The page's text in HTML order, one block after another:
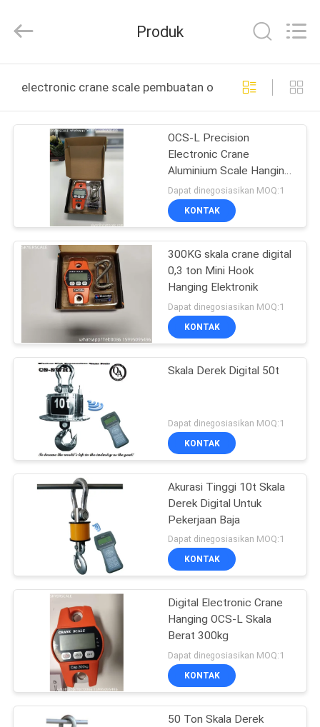
PRODUK
VIDEO
TENTANG
KAMI
PABRIK
KONTROL
KUALITAS
BERITA
KASUS-
KASUS
MINTA
KUTIPAN
SITEMAP
PRIVACY
POLICY
Co.,Limited.
Produk
electronic crane scale pembuatan online
OCS-L Precision
Electronic Crane
Aluminium Scale Hanging
Scale / Weighing Scale
300kg 600lb
Dapat dinegosiasikan MOQ:1
KONTAK
300KG skala crane digital
0,3 ton Mini Hook
Hanging Elektronik
Dapat dinegosiasikan MOQ:1
KONTAK
Skala Derek Digital 50t
Dapat dinegosiasikan MOQ:1
KONTAK
Akurasi Tinggi 10t Skala
Derek Digital Untuk
Pekerjaan Baja
Dapat dinegosiasikan MOQ:1
KONTAK
Digital Electronic Crane
Hanging OCS-L Skala
Berat 300kg
Dapat dinegosiasikan MOQ:1
KONTAK
50 Ton Skala Derek